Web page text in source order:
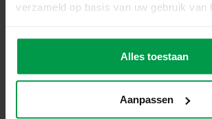
verzameld op basis van uw gebruik van
Alles toestaan
Aanpassen
Inclusief alles om direct aan de slag te gaan
Vingerverf